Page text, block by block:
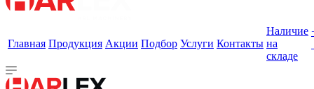
Главная Продукция Акции Подбор Услуги Контакты
Наличие
на
складе